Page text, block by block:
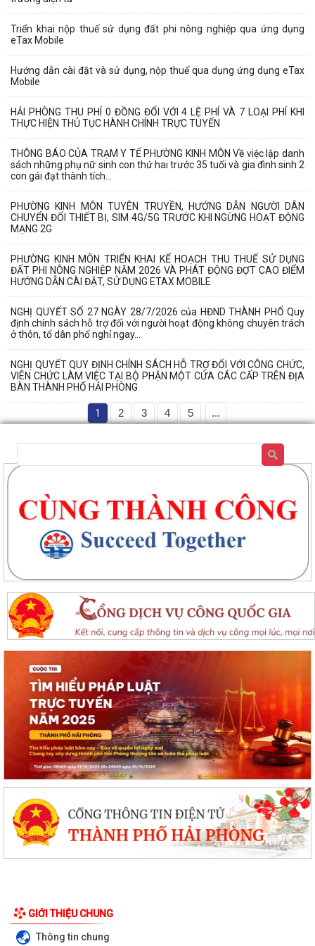
Triển khai nộp thuế sử dụng đất phi nông nghiệp qua ứng dụng
eTax Mobile
Hướng dẫn cài đặt và sử dụng, nộp thuế qua dụng ứng dụng eTax
Mobile
HẢI PHÒNG THU PHÍ 0 ĐỒNG ĐỐI VỚI 4 LỆ PHÍ VÀ 7 LOẠI PHÍ KHI
THỰC HIỆN THỦ TỤC HÀNH CHÍNH TRỰC TUYẾN
THÔNG BÁO CỦA TRẠM Y TẾ PHƯỜNG KINH MÔN Về việc lập danh
sách những phụ nữ sinh con thứ hai trước 35 tuổi và gia đình sinh 2
con gái đạt thành tích...
PHƯỜNG KINH MÔN TUYÊN TRUYỀN, HƯỚNG DẪN NGƯỜI DÂN
CHUYỂN ĐỔI THIẾT BỊ, SIM 4G/5G TRƯỚC KHI NGỪNG HOẠT ĐỘNG
MẠNG 2G
PHƯỜNG KINH MÔN TRIỂN KHAI KẾ HOẠCH THU THUẾ SỬ DỤNG
ĐẤT PHI NÔNG NGHIỆP NĂM 2026 VÀ PHÁT ĐỘNG ĐỢT CAO ĐIỂM
HƯỚNG DẪN CÀI ĐẶT, SỬ DỤNG ETAX MOBILE
NGHỊ QUYẾT SỐ 27 NGÀY 28/7/2026 của HĐND THÀNH PHỐ Quy
định chính sách hỗ trợ đối với người hoạt động không chuyên trách
ở thôn, tổ dân phố nghỉ ngay...
NGHỊ QUYẾT QUY ĐỊNH CHÍNH SÁCH HỖ TRỢ ĐỐI VỚI CÔNG CHỨC,
VIÊN CHỨC LÀM VIỆC TẠI BỘ PHẬN MỘT CỬA CÁC CẤP TRÊN ĐỊA
BÀN THÀNH PHỐ HẢI PHÒNG
1 2 3 4 5 ...
GIỚI THIỆU CHUNG
Thông tin chung
Thông báo Chung kết Hội thi lực lượng tham gia bảo vệ an ninh, trật tự
ở cơ sở giỏi toàn quốc (lần...